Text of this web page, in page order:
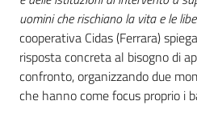
uomini che rischiano la vita e le
cooperativa Cidas (Ferrara)
risposta concreta al bisogno di
confronto, organizzando due
che hanno come focus proprio i